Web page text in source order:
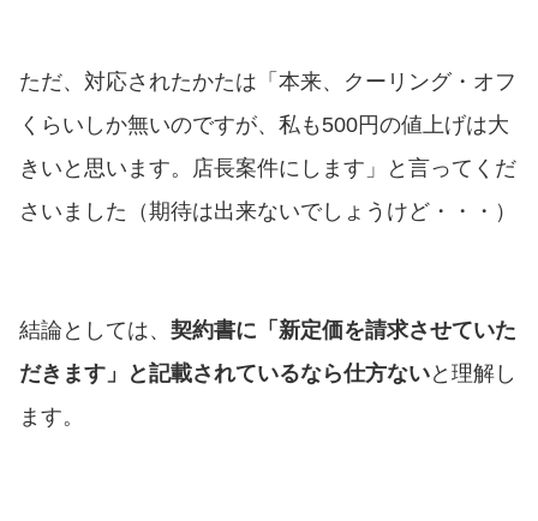
ただ、対応されたかたは「本来、クーリング・オフ
くらいしか無いのですが、私も500円の値上げは大
きいと思います。店長案件にします」と言ってくだ
さいました（期待は出来ないでしょうけど・・・）
結論としては、 契約書に「新定価を請求させていた
だきます」と記載されているなら仕方ないと理解し
ます。